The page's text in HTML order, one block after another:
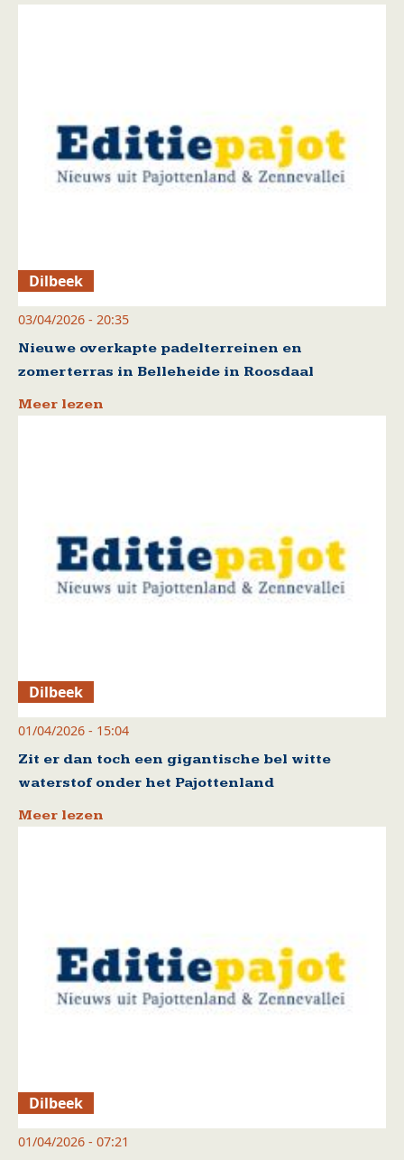
Dilbeek
03/04/2026 - 20:35
Nieuwe overkapte padelterreinen en
zomerterras in Belleheide in Roosdaal
Meer lezen
Dilbeek
01/04/2026 - 15:04
Zit er dan toch een gigantische bel witte
waterstof onder het Pajottenland
Meer lezen
Dilbeek
01/04/2026 - 07:21